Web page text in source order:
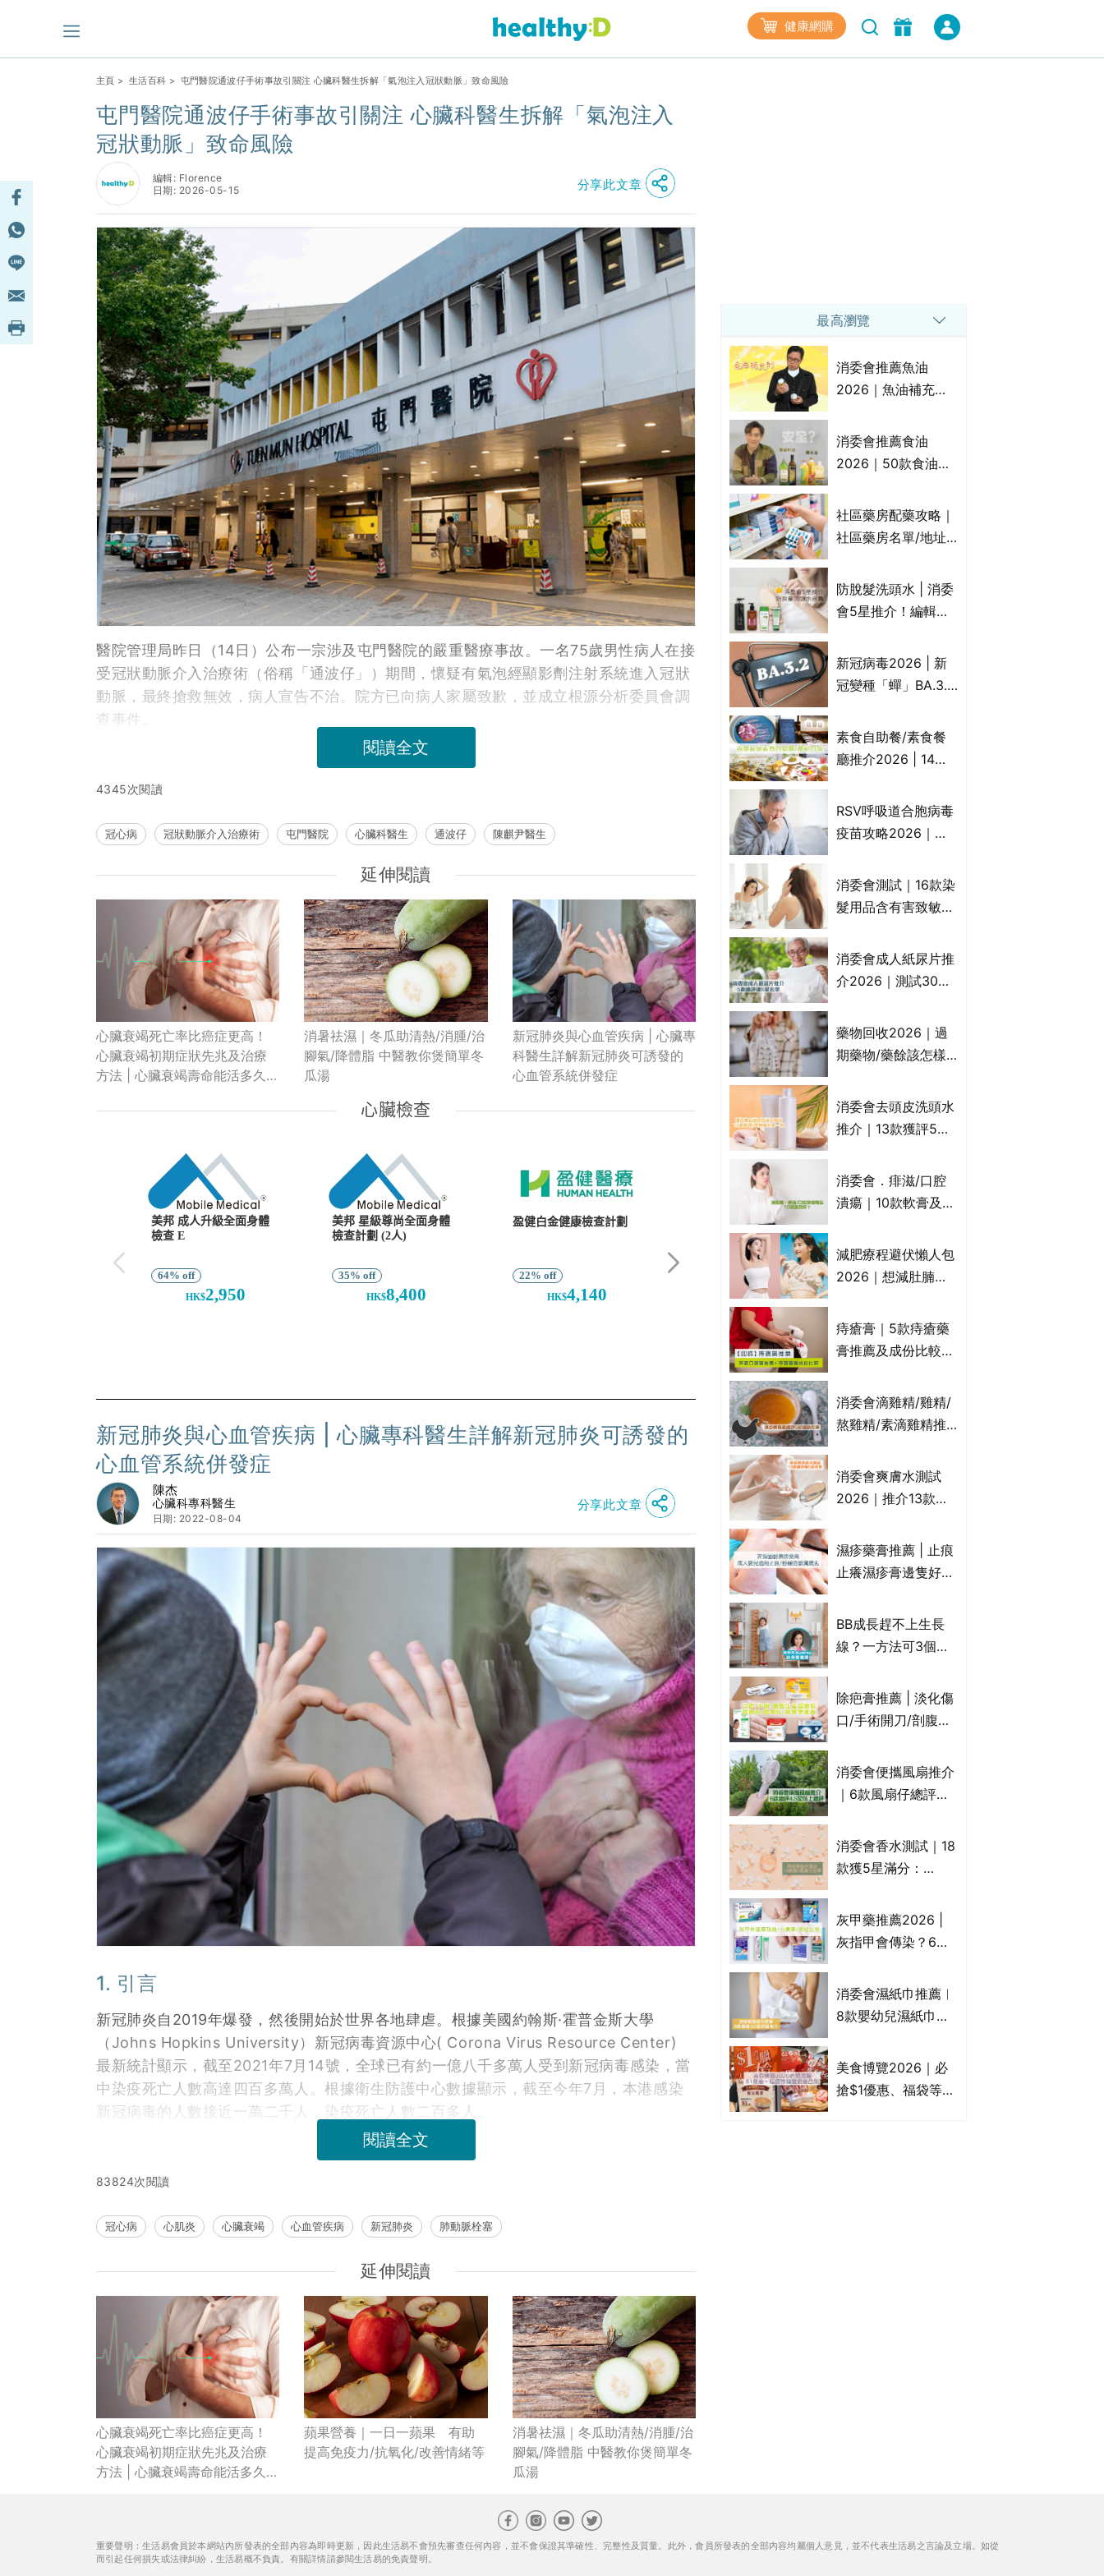
健康網購
主頁 > 生活百科 > 屯門醫院通波仔手術事故引關注 心臟科醫生拆解「氣泡注入冠狀動脈」致命風險
屯門醫院通波仔手術事故引關注 心臟科醫生拆解「氣泡注入
冠狀動脈」致命風險
編輯: Florence
日期: 2026-05-15
分享此文章
醫院管理局昨日（14日）公布一宗涉及屯門醫院的嚴重醫療事故。一名75歲男性病人在接
受冠狀動脈介入治療術（俗稱「通波仔」）期間， 懷疑有氣泡經顯影劑注射系統進入冠狀
動脈，最終搶救無效，病人宣告不治。院方已向病人家屬致歉，並成立根源分析委員會調
查 事件。
閱讀全文
4345次閱讀
冠心病 冠狀動脈介入治療術 屯門醫院 心臟科醫生 通波仔 陳麒尹醫生
延伸閱讀
心臟衰竭死亡率比癌症更高！
心臟衰竭初期症狀先兆及治療
方法 | 心臟衰竭壽命能活多久？
85%
消暑祛濕｜冬瓜助清熱/消腫/治
腳氣/降體脂 中醫教你煲簡單冬
瓜湯
新冠肺炎與心血管疾病 | 心臟專
科醫生詳解新冠肺炎可誘發的
心血管系統併發症
新冠肺炎與心血管疾病 | 心臟專科醫生詳解新冠肺炎可誘發的
心血管系統併發症
陳杰
心臟科專科醫生
日期: 2022-08-04
分享此文章
1. 引言
新冠肺炎自2019年爆發，然後開始於世界各地肆虐。根據美國約翰斯·霍普金斯大學
（Johns Hopkins University）新冠病毒資源中心( Corona Virus Resource Center)
最新統計顯示，截至2021年7月14號，全球已有約一億八千多萬人受到新冠病毒感染，當
中染疫死亡人數高達四百多萬人。根據衛生防護中心數據顯示，截至今年7月，本港感染
新冠病毒的人數接近一萬二千人，染疫死亡人數二百多人。
閱讀全文
83824次閱讀
冠心病 心肌炎 心臟衰竭 心血管疾病 新冠肺炎 肺動脈栓塞
延伸閱讀
心臟衰竭死亡率比癌症更高！
心臟衰竭初期症狀先兆及治療
方法 | 心臟衰竭壽命能活多久？
蘋果營養｜一日一蘋果 有助
提高免疫力/抗氧化/改善情緒等
消暑祛濕｜冬瓜助清熱/消腫/治
腳氣/降體脂 中醫教你煲簡單冬
瓜湯
最高瀏覽
消委會推薦魚油
2026｜魚油補充劑
名單｜附1款國際魚
油標準5星認證 針對
消委會推薦食油
2026｜50款食油評
物｜21款健康煮食油
總評達5星滿分名單
花籽油/花生油等)
社區藥房配藥攻略｜
社區藥房名單/地址/
法一覽表｜社區藥房
是甚麼？可以申請藥
防脫髮洗頭水 | 消委
會5星推介！編輯加
比較：位元堂、呂、
PANTOGAR、純素
新冠病毒2026 | 新
冠變種「蟬」BA.3.2
播、風險與預防方法
一文睇
素食自助餐/素食餐
廳推介2026 | 14間
中式/印度/東南亞/港
式/Fusion素食齋菜
RSV呼吸道合胞病毒
疫苗攻略2026｜
高危？RSV疫苗價錢
比較、打針後反應處
消委會測試｜16款染
髮用品含有害致敏物
介!50惠、Return回
本、Furnte、Rerise
消委會成人紙尿片推
介2026｜測試30款
滲墊防漏表現/回滲/
化學物質檢測等｜5
藥物回收2026｜過
期藥物/藥餘該怎樣
地點一覽｜屈臣氏、
萬寧、首衛、綠領行
消委會去頭皮洗頭水
推介｜13款獲評5星
KLORANE、沙宣、
呂、LUX等上榜｜4
消委會．痱滋/口腔
潰瘍｜10款軟膏及啫
屬處方藥物？有哪些
受關注成分？｜必知
減肥療程避伏懶人包
2026｜想減肚腩但
VS不良黑店5大手法
對比｜SLIMTONE減
痔瘡膏｜5款痔瘡藥
膏推薦及成份比較
有效紓緩痔瘡疼痛痕
癢｜附痔瘡成因及病
消委會滴雞精/雞精/
熬雞精/素滴雞精推
款含致癌物 9款總評
達5星滿分名單 屈臣
消委會爽膚水測試
2026｜推介13款總
Cetaphil、The
Ordinary、
濕疹藥膏推薦 | 止痕
止癢濕疹膏邊隻好？
膏/濕疹膏 嬰兒BB濕
疹皮膚適用！紓緩防
一覽)
BB成長趕不上生長
線？一方法可3個月
懂得把握1歲起「長
高黃金期」
除疤膏推薦 | 淡化傷
口/手術開刀/剖腹生
藥膏/除疤筆/除疤貼
比較（消委會教揀選
消委會便攜風扇推介
｜6款風扇仔總評達
品 MUJI、
Francfranc、
消委會香水測試｜18
款獲5星滿分：
ARMANI、Marks &
Spencer、CHANEL
灰甲藥推薦2026 |
灰指甲會傳染？6款
膏/抗甲癬油劑的功
效/價格比較：羅霉
消委會濕紙巾推薦︱
8款嬰幼兒濕紙巾獲
屈臣氏watsons、強
生Johnson's等｜測
美食博覽2026｜必
搶$1優惠、福袋等精
重要聲明：生活易會員於本網站內所發表的全部內容為即時更新，因此生活易不會預先審查任何內容，並不會保證其準確性、完整性及質量。此外，會員所發表的全部內容均屬個人意見，並不代表生活易之言論及立場。如從
而引起任何損失或法律糾紛，生活易概不負責。有關詳情請參閱生活易的免責聲明。